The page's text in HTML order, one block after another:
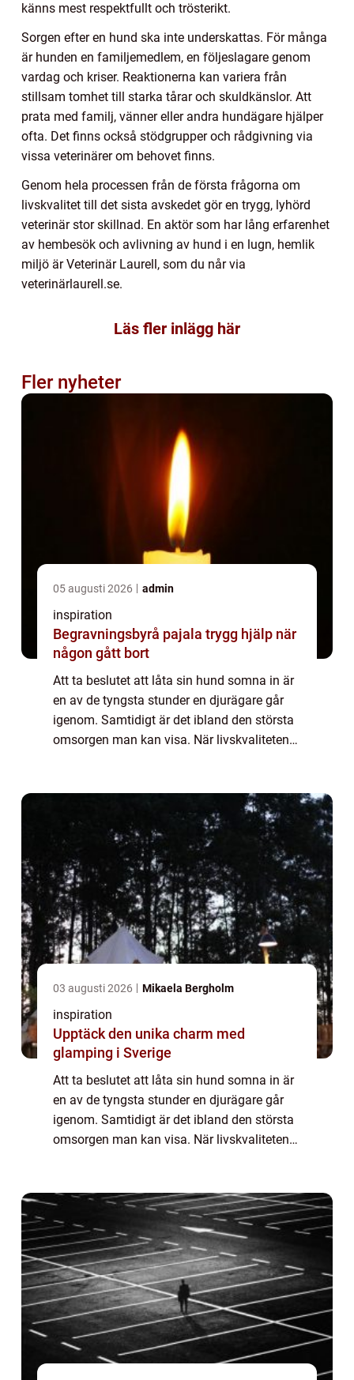
känns mest respektfullt och trösterikt.
Sorgen efter en hund ska inte underskattas. För många
är hunden en familjemedlem, en följeslagare genom
vardag och kriser. Reaktionerna kan variera från
stillsam tomhet till starka tårar och skuldkänslor. Att
prata med familj, vänner eller andra hundägare hjälper
ofta. Det finns också stödgrupper och rådgivning via
vissa veterinärer om behovet finns.
Genom hela processen från de första frågorna om
livskvalitet till det sista avskedet gör en trygg, lyhörd
veterinär stor skillnad. En aktör som har lång erfarenhet
av hembesök och avlivning av hund i en lugn, hemlik
miljö är Veterinär Laurell, som du når via
veterinärlaurell.se.
Läs fler inlägg här
Fler nyheter
05 augusti 2026 admin
inspiration
Begravningsbyrå pajala trygg hjälp när
någon gått bort
Att ta beslutet att låta sin hund somna in är
en av de tyngsta stunder en djurägare går
igenom. Samtidigt är det ibland den största
omsorgen man kan visa. När livskvaliteten
03 augusti 2026 Mikaela Bergholm
inspiration
Upptäck den unika charm med
glamping i Sverige
Att ta beslutet att låta sin hund somna in är
en av de tyngsta stunder en djurägare går
igenom. Samtidigt är det ibland den största
omsorgen man kan visa. När livskvaliteten